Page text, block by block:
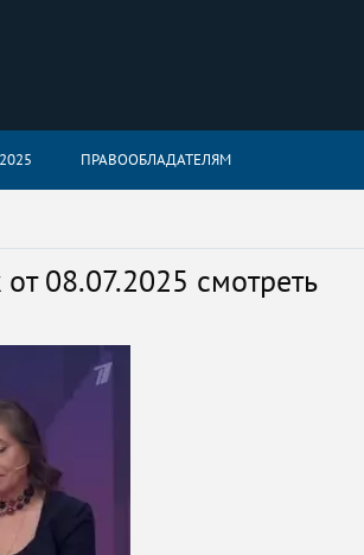
ПРАВООБЛАДАТЕЛЯМ
08.07.2025 смотреть